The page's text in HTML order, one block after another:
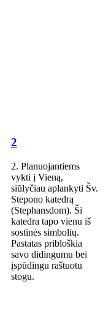
2
2. Planuojantiems
vykti į Vieną,
siūlyčiau aplankyti Šv.
Stepono katedrą
(Stephansdom). Ši
katedra tapo vienu iš
sostinės simbolių.
Pastatas pribloškia
savo didingumu bei
įspūdingu raštuotu
stogu.